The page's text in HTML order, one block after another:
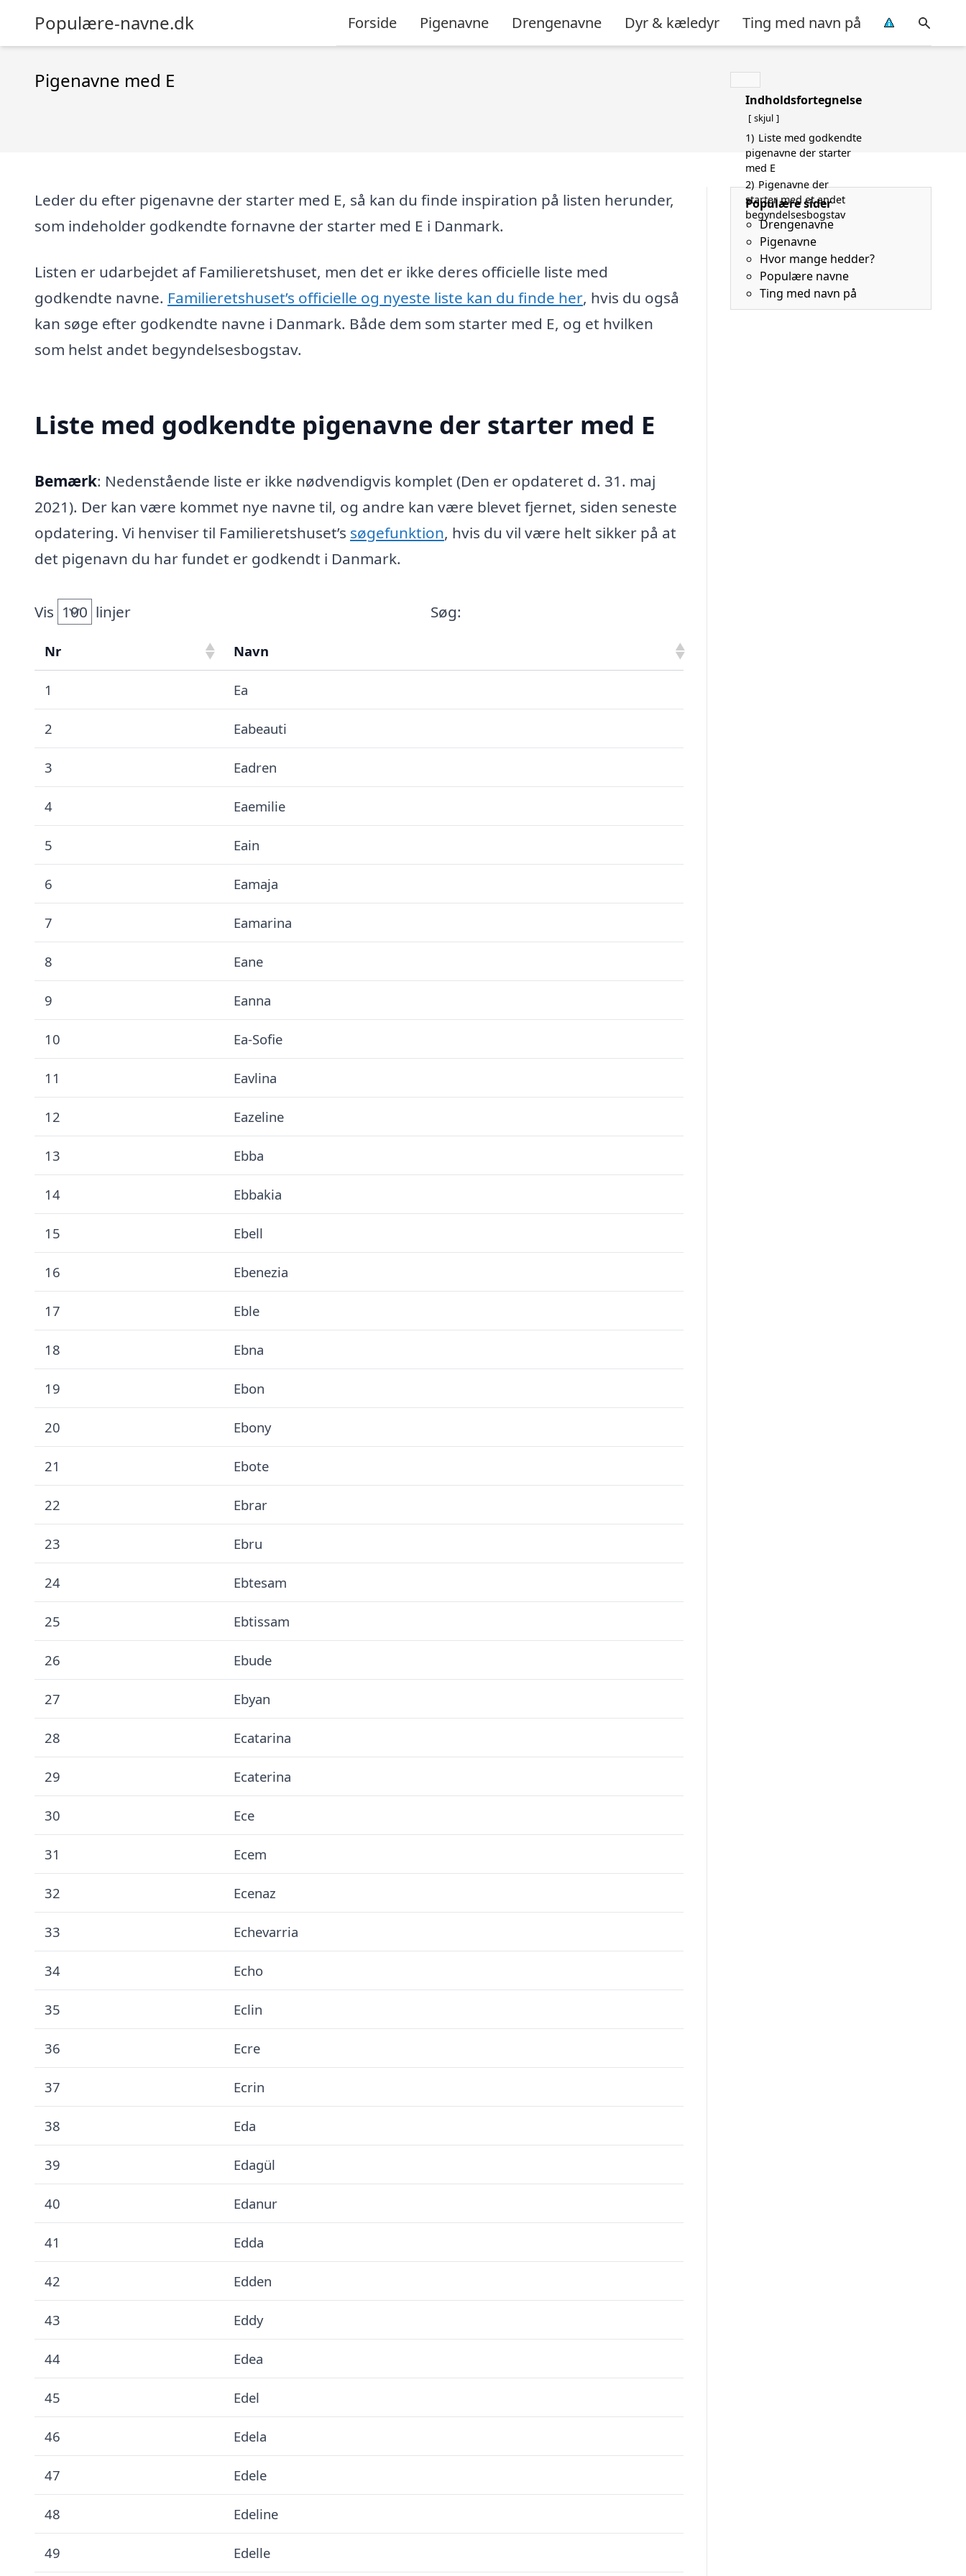
Populære-navne.dk Forside Pigenavne Drengenavne Dyr & kæledyr Ting med navn på
Pigenavne med E
Leder du efter pigenavne der starter med E, så kan du finde inspiration på listen herunder,
som indeholder godkendte fornavne der starter med E i Danmark.
Listen er udarbejdet af Familieretshuset, men det er ikke deres officielle liste med
godkendte navne. Familieretshuset’s officielle og nyeste liste kan du finde her, hvis du også
kan søge efter godkendte navne i Danmark. Både dem som starter med E, og et hvilken
som helst andet begyndelsesbogstav.
Liste med godkendte pigenavne der starter med E
Bemærk: Nedenstående liste er ikke nødvendigvis komplet (Den er opdateret d. 31. maj
2021). Der kan være kommet nye navne til, og andre kan være blevet fjernet, siden seneste
opdatering. Vi henviser til Familieretshuset’s søgefunktion, hvis du vil være helt sikker på at
det pigenavn du har fundet er godkendt i Danmark.
Vis linjer Søg:
Nr Navn
1 Ea
2 Eabeauti
3 Eadren
4 Eaemilie
5 Eain
6 Eamaja
7 Eamarina
8 Eane
9 Eanna
10 Ea-Sofie
11 Eavlina
12 Eazeline
13 Ebba
14 Ebbakia
15 Ebell
16 Ebenezia
17 Eble
18 Ebna
19 Ebon
20 Ebony
21 Ebote
22 Ebrar
23 Ebru
24 Ebtesam
25 Ebtissam
26 Ebude
27 Ebyan
28 Ecatarina
29 Ecaterina
30 Ece
31 Ecem
32 Ecenaz
33 Echevarria
34 Echo
35 Eclin
36 Ecre
37 Ecrin
38 Eda
39 Edagül
40 Edanur
41 Edda
42 Edden
43 Eddy
44 Edea
45 Edel
46 Edela
47 Edele
48 Edeline
49 Edelle
Indholdsfortegnelse
skjul
1) Liste med godkendte
pigenavne der starter
med E
2) Pigenavne der
starter med et andet
begyndelsesbogstav
Populære sider
Drengenavne
Pigenavne
Hvor mange hedder?
Populære navne
Ting med navn på